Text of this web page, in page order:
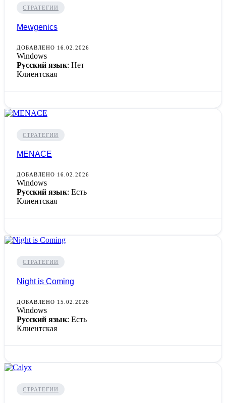
СТРАТЕГИИ
Mewgenics
ДОБАВЛЕНО 16.02.2026
Windows
Русский язык: Нет
Клиентская
СТРАТЕГИИ
MENACE
ДОБАВЛЕНО 16.02.2026
Windows
Русский язык: Есть
Клиентская
СТРАТЕГИИ
Night is Coming
ДОБАВЛЕНО 15.02.2026
Windows
Русский язык: Есть
Клиентская
СТРАТЕГИИ